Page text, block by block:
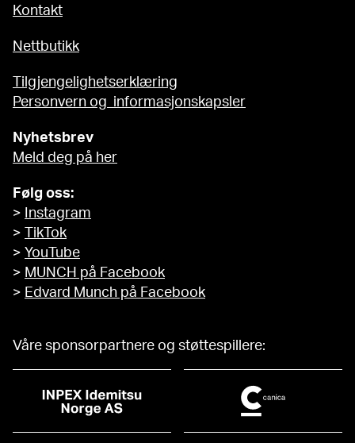
Kontakt
Nettbutikk
Tilgjengelighetserklæring
Personvern og informasjonskapsler
Nyhetsbrev
Meld deg på her
Følg oss:
>
Instagram
>
TikTok
> YouTube
> MUNCH på Facebook
> Edvard Munch på Facebook
Våre sponsorpartnere og støttespillere: